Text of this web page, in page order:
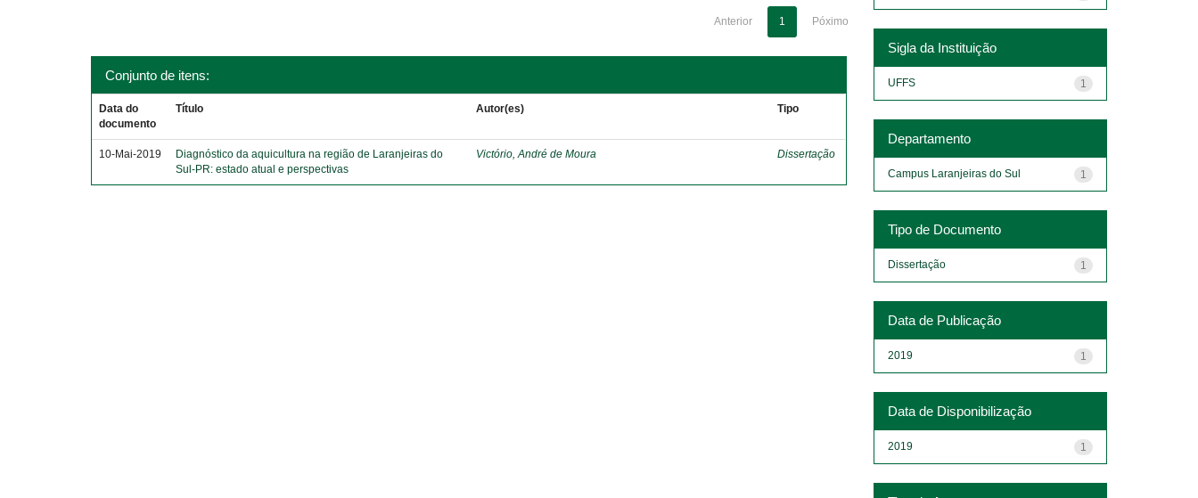
Anterior 1 Póximo
Conjunto de itens:
Data do
documento
Título Autor(es) Tipo
10-Mai-2019
Diagnóstico da aquicultura na região de Laranjeiras do
Sul-PR: estado atual e perspectivas
Victório, André de Moura Dissertação
Sigla da Instituição
1
UFFS
Departamento
1
Campus Laranjeiras do Sul
Tipo de Documento
1
Dissertação
Data de Publicação
1
2019
Data de Disponibilização
1
2019